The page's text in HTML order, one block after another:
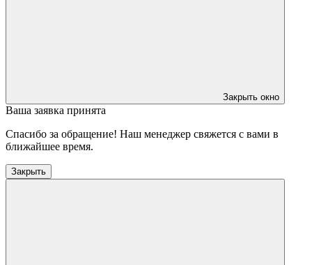
Закрыть окно
Ваша заявка принята
Спасибо за обращение! Наш менеджер свяжется с вами в
ближайшее время.
Закрыть